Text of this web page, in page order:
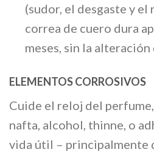
(sudor, el desgaste y el
correa de cuero dura
meses, sin la
ELEMENTOS CORROSIVOS
Cuide el reloj del
nafta, alcohol, thinne, o
vida útil – principalmente